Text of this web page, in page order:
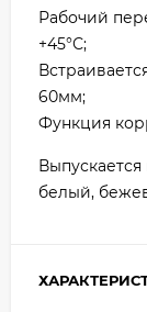
Рабочий
+45°С;
60мм;
Функция
белый,